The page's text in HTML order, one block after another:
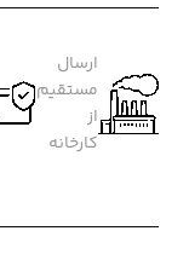
ارسال
مستقیم
از
کارخانه